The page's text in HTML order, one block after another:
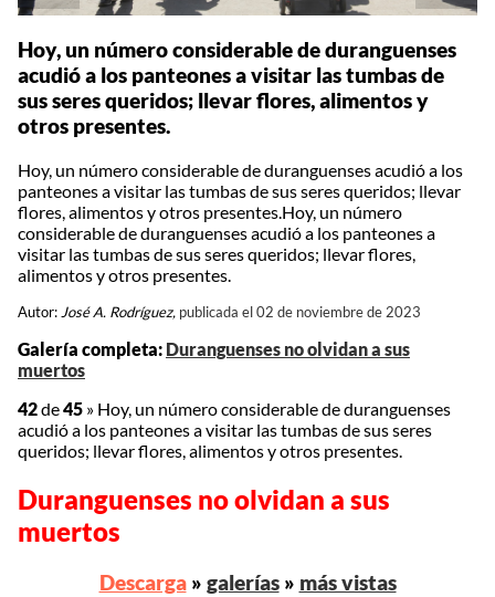
Hoy, un número considerable de duranguenses
acudió a los panteones a visitar las tumbas de
sus seres queridos; llevar flores, alimentos y
otros presentes.
Hoy, un número considerable de duranguenses acudió a los
panteones a visitar las tumbas de sus seres queridos; llevar
flores, alimentos y otros presentes.Hoy, un número
considerable de duranguenses acudió a los panteones a
visitar las tumbas de sus seres queridos; llevar flores,
alimentos y otros presentes.
Autor:José A. Rodríguez, publicada el 02 de noviembre de 2023
Galería completa: Duranguenses no olvidan a sus
muertos
42de45 » Hoy, un número considerable de duranguenses
acudió a los panteones a visitar las tumbas de sus seres
queridos; llevar flores, alimentos y otros presentes.
Duranguenses no olvidan a sus
muertos
Descarga» galerías» más vistas